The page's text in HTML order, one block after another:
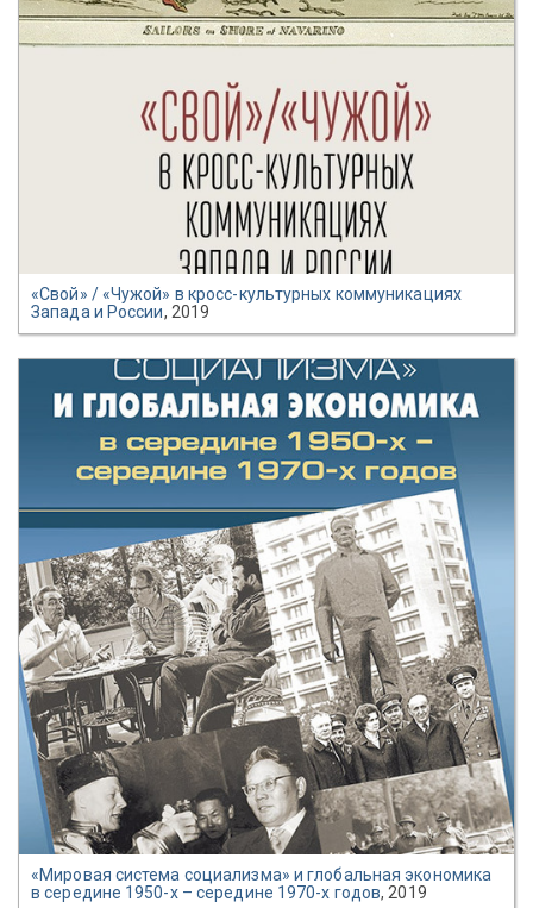
«Свой» / «Чужой» в кросс-культурных коммуникациях
Запада и России, 2019
«Мировая система социализма» и глобальная экономика
в середине 1950-х – середине 1970-х годов, 2019